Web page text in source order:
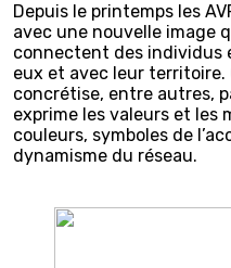
Depuis le printemps les
avec une nouvelle image
connectent des individus
eux et avec leur
concrétise, entre autres,
exprime les valeurs et les
couleurs, symboles de
dynamisme du réseau.